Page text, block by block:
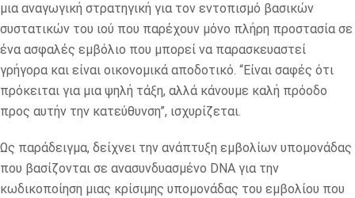
μια αναγωγική στρατηγική για τον εντοπισμό βασικών
συστατικών του ιού που παρέχουν μόνο πλήρη προστασία σε
ένα ασφαλές εμβόλιο που μπορεί να παρασκευαστεί
γρήγορα και είναι οικονομικά αποδοτικό. “Είναι σαφές ότι
πρόκειται για μια ψηλή τάξη, αλλά κάνουμε καλή πρόοδο
προς αυτήν την κατεύθυνση”, ισχυρίζεται.
Ως παράδειγμα, δείχνει την ανάπτυξη εμβολίων υπομονάδας
που βασίζονται σε ανασυνδυασμένο DNA για την
κωδικοποίηση μιας κρίσιμης υπομονάδας του εμβολίου που